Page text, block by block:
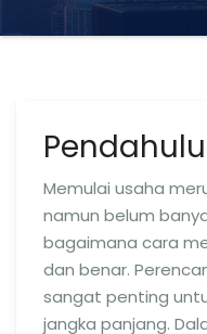
Memulai usaha
namun belum
bagaimana cara
dan benar.
sangat penting
jangka panjang.